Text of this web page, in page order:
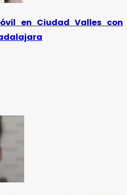
en Ciudad Valles con